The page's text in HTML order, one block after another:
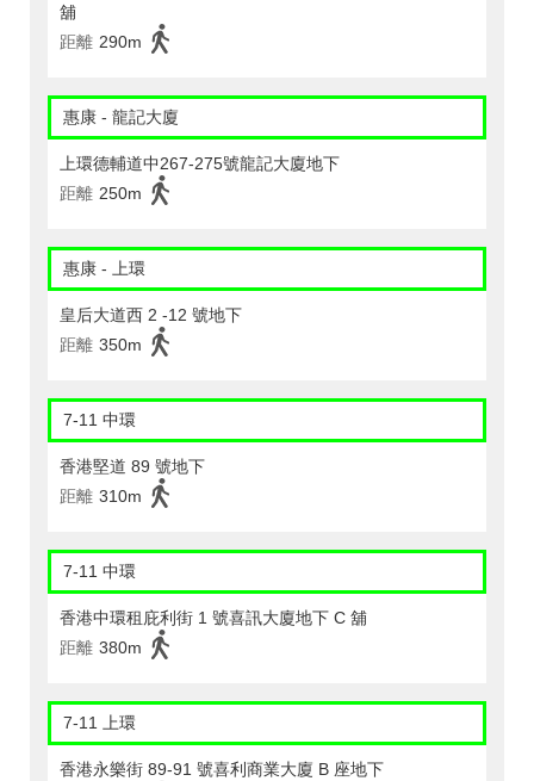
舖
距離 290m
惠康 - 龍記大廈
上環德輔道中267-275號龍記大廈地下
距離 250m
惠康 - 上環
皇后大道西 2 -12 號地下
距離 350m
7-11 中環
香港堅道 89 號地下
距離 310m
7-11 中環
香港中環租庇利街 1 號喜訊大廈地下 C 舖
距離 380m
7-11 上環
香港永樂街 89-91 號喜利商業大廈 B 座地下